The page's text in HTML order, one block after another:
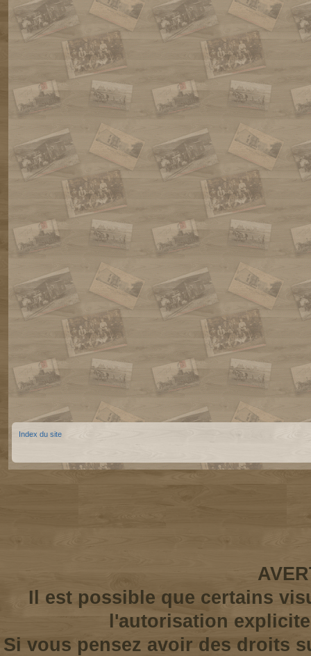
Index du site
Il est possible que certains
l'autorisation
Si vous pensez avoir des droits